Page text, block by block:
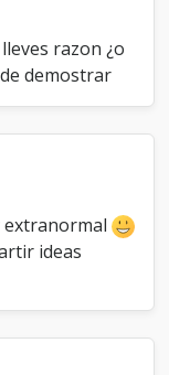
razon ¿o
demostrar
extranormal
ideas